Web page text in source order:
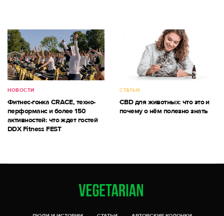
НОВОСТИ
Фитнес-гонка CRACE, техно-
перформанс и более 150
активностей: что ждет гостей
DDX Fitness FEST
СТАТЬИ
CBD для животных: что это и
почему о нём полезно знать